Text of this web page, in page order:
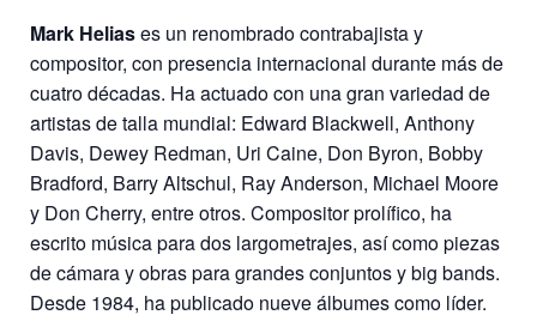
Mark Heliases un renombrado contrabajista y
compositor, con presencia internacional durante más de
cuatro décadas. Ha actuado con una gran variedad de
artistas de talla mundial: Edward Blackwell, Anthony
Davis, Dewey Redman, Uri Caine, Don Byron, Bobby
Bradford, Barry Altschul, Ray Anderson, Michael Moore
y Don Cherry, entre otros. Compositor prolífico, ha
escrito música para dos largometrajes, así como piezas
de cámara y obras para grandes conjuntos y big bands.
Desde 1984, ha publicado nueve álbumes como líder.